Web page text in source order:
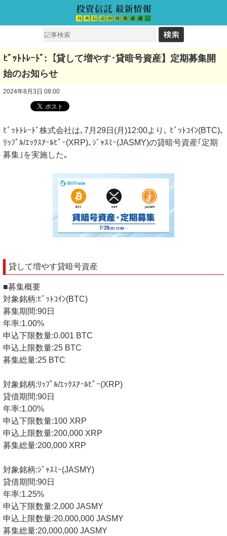
ﾋﾞｯﾄﾄﾚｰﾄﾞ:【貸して増やす･貸暗号資産】定期募集開
始のお知らせ
2024年8月3日 08:00
ﾋﾞｯﾄﾄﾚｰﾄﾞ株式会社は､7月29日(月)12:00より､ ﾋﾞｯﾄｺｲﾝ(BTC)､
ﾘｯﾌﾟﾙ/ｴｯｸｽｱｰﾙﾋﾟｰ(XRP)､ｼﾞｬｽﾐｰ(JASMY)の貸暗号資産｢定期
募集｣を実施した｡
貸して増やす貸暗号資産
■募集概要
対象銘柄:ﾋﾞｯﾄｺｲﾝ(BTC)
募集期間:90日
年率:1.00%
申込下限数量:0.001 BTC
申込上限数量:25 BTC
募集総量:25 BTC
対象銘柄:ﾘｯﾌﾟﾙ/ｴｯｸｽｱｰﾙﾋﾟｰ(XRP)
貸借期間:90日
年率:1.00%
申込下限数量:100 XRP
申込上限数量:200,000 XRP
募集総量:200,000 XRP
対象銘柄:ｼﾞｬｽﾐｰ(JASMY)
貸借期間:90日
年率:1.25%
申込下限数量:2,000 JASMY
申込上限数量:20,000,000 JASMY
募集総量:20,000,000 JASMY